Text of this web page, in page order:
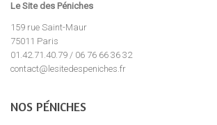
Le Site des Péniches
159 rue Saint-Maur
75011 Paris
01.42.71.40.79 / 06 76 66 36 32
contact@lesitedespeniches.fr
NOS PÉNICHES